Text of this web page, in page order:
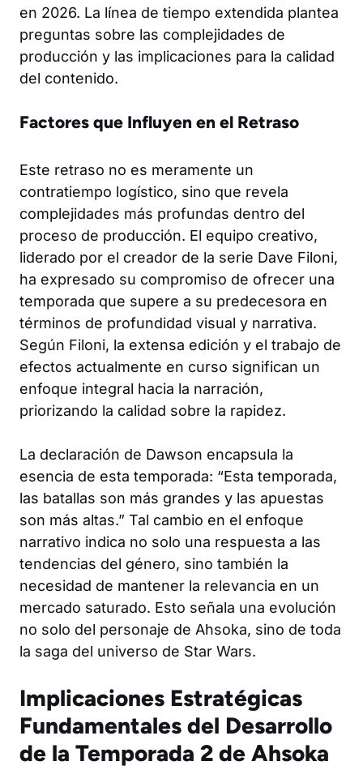
en 2026. La línea de tiempo extendida plantea
preguntas sobre las complejidades de
producción y las implicaciones para la calidad
del contenido.
Factores que Influyen en el Retraso
Este retraso no es meramente un
contratiempo logístico, sino que revela
complejidades más profundas dentro del
proceso de producción. El equipo creativo,
liderado por el creador de la serie Dave Filoni,
ha expresado su compromiso de ofrecer una
temporada que supere a su predecesora en
términos de profundidad visual y narrativa.
Según Filoni, la extensa edición y el trabajo de
efectos actualmente en curso significan un
enfoque integral hacia la narración,
priorizando la calidad sobre la rapidez.
La declaración de Dawson encapsula la
esencia de esta temporada: “Esta temporada,
las batallas son más grandes y las apuestas
son más altas.” Tal cambio en el enfoque
narrativo indica no solo una respuesta a las
tendencias del género, sino también la
necesidad de mantener la relevancia en un
mercado saturado. Esto señala una evolución
no solo del personaje de Ahsoka, sino de toda
la saga del universo de Star Wars.
Implicaciones Estratégicas
Fundamentales del Desarrollo
de la Temporada 2 de Ahsoka